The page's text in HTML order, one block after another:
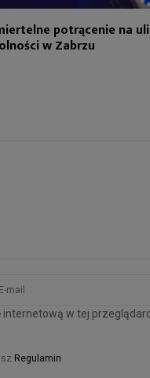
potrącenie na
w Zabrzu
w tej
Regulamin